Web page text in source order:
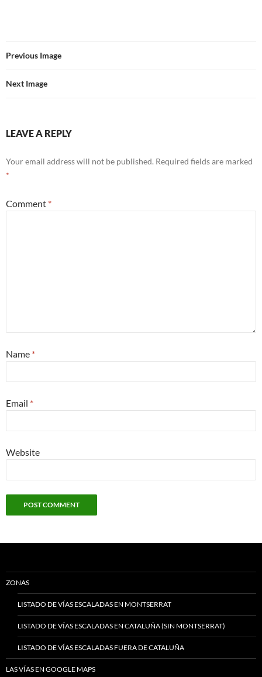
Previous Image
Next Image
LEAVE A REPLY
Your email address will not be published. Required fields are marked
*
Comment *
Name *
Email *
Website
ZONAS
LISTADO DE VÍAS ESCALADAS EN MONTSERRAT
LISTADO DE VÍAS ESCALADAS EN CATALUÑA (SIN MONTSERRAT)
LISTADO DE VÍAS ESCALADAS FUERA DE CATALUÑA
LAS VÍAS EN GOOGLE MAPS